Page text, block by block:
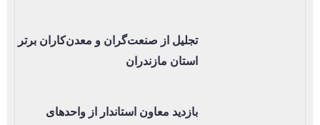
تجلیل از صنعت‌گران و معدن‌کاران برتر
استان مازندران
بازدید معاون استاندار از واحدهای